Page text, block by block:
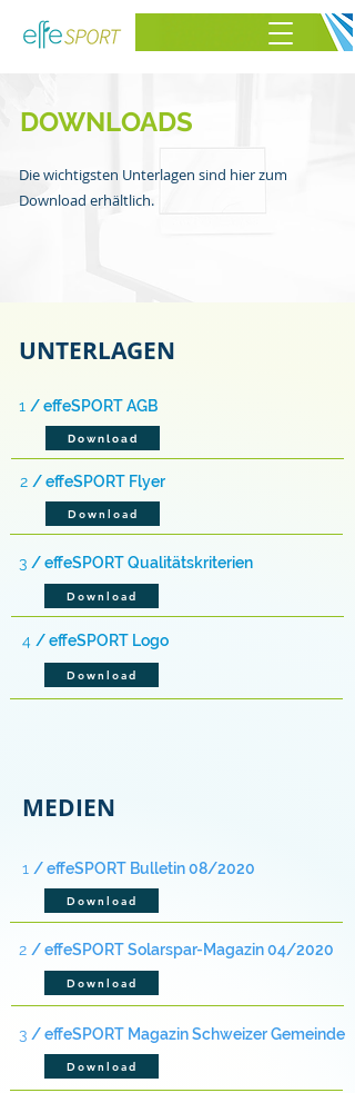
DOWNLOADS
Die wichtigsten Unterlagen sind hier zum
Download erhältlich.
UNTERLAGEN
1 / effeSPORT AGB
Download
2 / effeSPORT Flyer
Download
3 / effeSPORT Qualitätskriterien
Download
4 / effeSPORT Logo
Download
MEDIEN
1 / effeSPORT Bulletin 08/2020
Download
2 / effeSPORT Solarspar-Magazin 04/2020
Download
3 / effeSPORT Magazin Schweizer Gemeinde
Download